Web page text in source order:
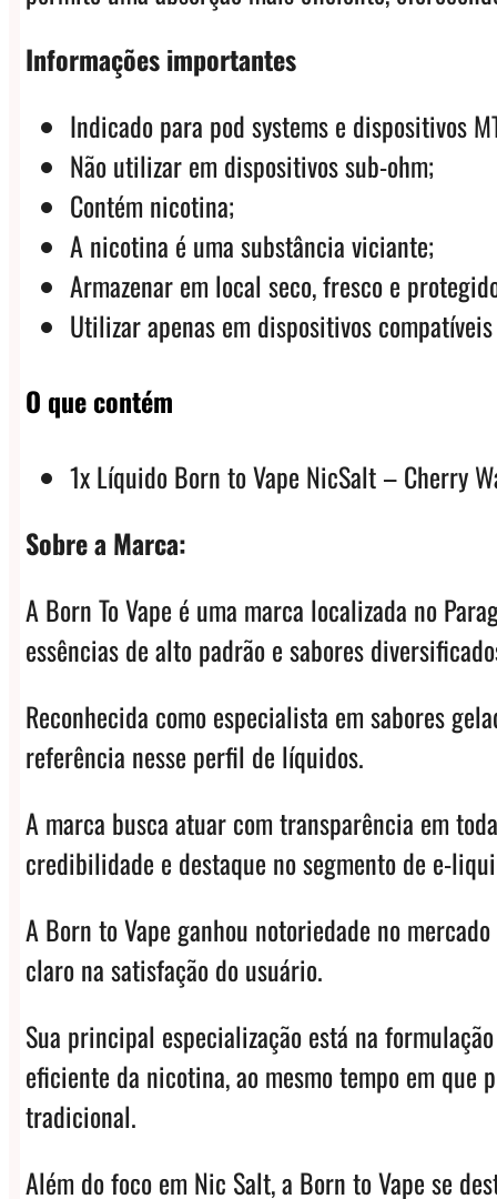
Informações importantes
Indicado para pod systems e dispositivos
Não utilizar em dispositivos sub-ohm;
Contém nicotina;
A nicotina é uma substância viciante;
Armazenar em local seco, fresco e
Utilizar apenas em dispositivos
O que contém
1x Líquido Born to Vape NicSalt – Cherry
Sobre a Marca:
A Born To Vape é uma marca localizada no
essências de alto padrão e sabores
Reconhecida como especialista em sabores
referência nesse perfil de líquidos.
A marca busca atuar com transparência em
credibilidade e destaque no segmento de e-
A Born to Vape ganhou notoriedade no
claro na satisfação do usuário.
Sua principal especialização está na
eficiente da nicotina, ao mesmo tempo em que
tradicional.
Além do foco em Nic Salt, a Born to Vape se